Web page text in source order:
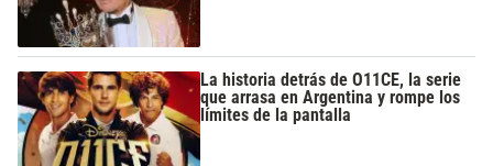
La historia detrás de O11CE, la serie
que arrasa en Argentina y rompe los
límites de la pantalla